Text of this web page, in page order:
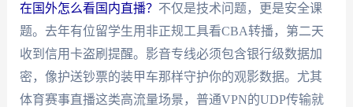
在国外怎么看国内直播？ 不仅是技术问题，更是安全课
题。去年有位留学生用非正规工具看CBA转播，第二天
收到信用卡盗刷提醒。影音专线必须包含银行级数据加
密，像护送钞票的装甲车那样守护你的观影数据。尤其
体育赛事直播这类高流量场景，普通VPN的UDP传输就